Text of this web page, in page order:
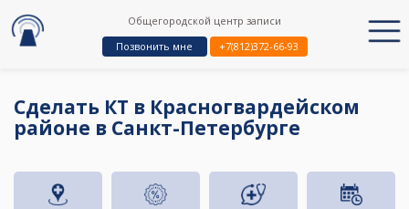
Общегородской центр записи
Позвонить мне
+7(812)372-66-93
Сделать КТ в Красногвардейском
районе в Санкт-Петербурге